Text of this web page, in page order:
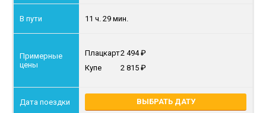
11 ч. 29 мин.
Плацкарт2 494
Купе
2 815
ВЫБРАТЬ ДАТУ